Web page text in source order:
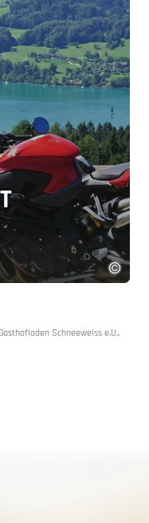
Schneeweiss e.U.,